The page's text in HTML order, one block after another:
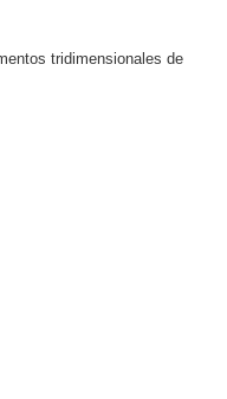
tridimensionales de